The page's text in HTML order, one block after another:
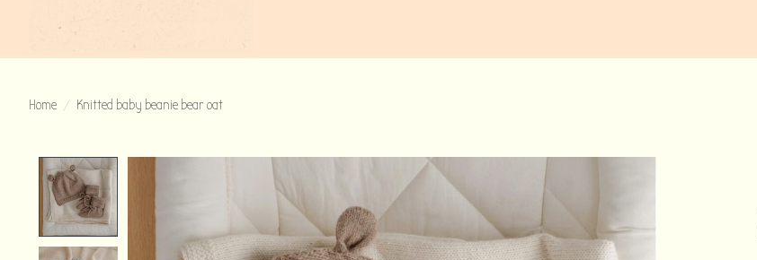
Home / Knitted baby beanie bear oat
Product image slideshow Items